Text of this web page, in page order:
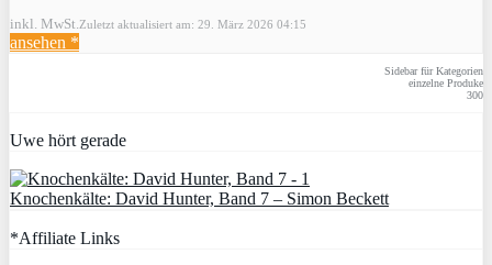
inkl. MwSt. Zuletzt aktualisiert am: 29. März 2026 04:15
ansehen *
Sidebar für Kategorien
einzelne Produke
300
Uwe hört gerade
Knochenkälte: David Hunter, Band 7 – Simon Beckett
*Affiliate Links